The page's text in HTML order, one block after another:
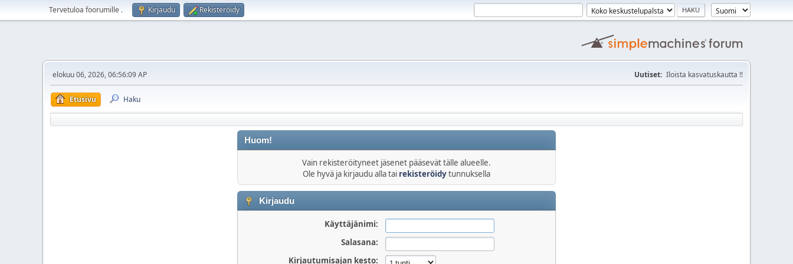
Tervetuloa foorumille . Kirjaudu Rekisteröidy
elokuu 06, 2026, 06:56:09 AP Uutiset: Iloista kasvatuskautta !!
Etusivu Haku
Huom!
Vain rekisteröityneet jäsenet pääsevät tälle alueelle.
Ole hyvä ja kirjaudu alla tai rekisteröidytunnuksella
Kirjaudu
Käyttäjänimi:
Salasana:
Kirjautumisajan kesto: